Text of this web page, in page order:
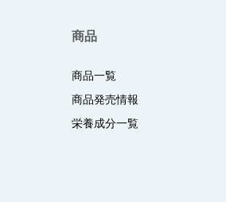
商品
商品一覧
商品発売情報
栄養成分一覧